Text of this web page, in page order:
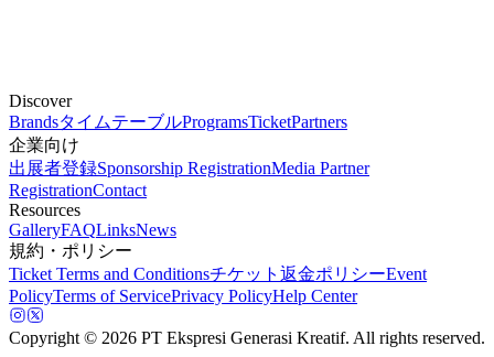
Discover
BrandsタイムテーブルProgramsTicketPartners
企業向け
出展者登録Sponsorship RegistrationMedia Partner
RegistrationContact
Resources
GalleryFAQLinksNews
規約・ポリシー
Ticket Terms and Conditionsチケット返金ポリシーEvent
PolicyTerms of ServicePrivacy PolicyHelp Center
Copyright © 2026 PT Ekspresi Generasi Kreatif. All rights reserved.